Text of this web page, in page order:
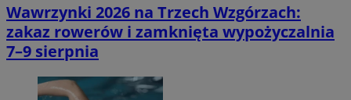
Wawrzynki 2026 na Trzech Wzgórzach:
zakaz rowerów i zamknięta wypożyczalnia
7–9 sierpnia